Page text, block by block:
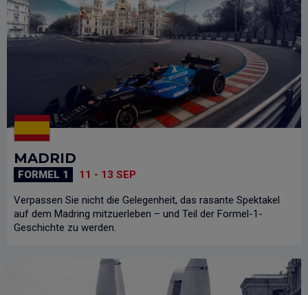
MADRID
FORMEL 1 11 - 13 SEP
Verpassen Sie nicht die Gelegenheit, das rasante Spektakel
auf dem Madring mitzuerleben – und Teil der Formel-1-
Geschichte zu werden.